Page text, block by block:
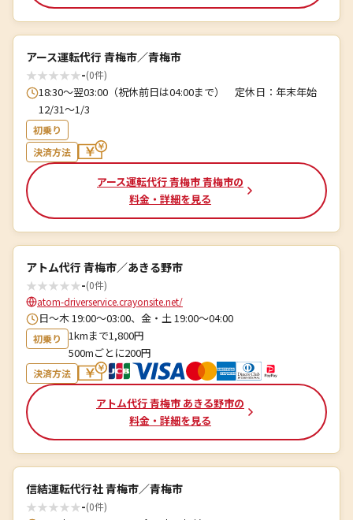
アース運転代行 青梅市／青梅市
★★★★★-(0件)
18:30～翌03:00（祝休前日は04:00まで） 定休日：年末年始
12/31～1/3
初乗り
決済方法
アース運転代行 青梅市 青梅市の
料金・詳細を見る
アトム代行 青梅市／あきる野市
★★★★★-(0件)
atom-driverservice.crayonsite.net/
日～木 19:00～03:00、金・土 19:00～04:00
初乗り
1kmまで1,800円
500mごとに200円
決済方法
アトム代行 青梅市 あきる野市の
料金・詳細を見る
信結運転代行社 青梅市／青梅市
★★★★★-(0件)